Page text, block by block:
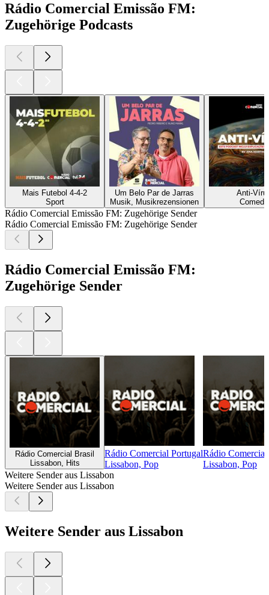
Rádio Comercial Emissão FM:
Zugehörige Podcasts
Mais Futebol 4-4-2
Sport
Um Belo Par de Jarras
Musik, Musikrezensionen
Anti-
Comedy
Rádio Comercial Emissão FM: Zugehörige Sender
Rádio Comercial Emissão FM: Zugehörige Sender
Rádio Comercial Emissão FM:
Zugehörige Sender
Rádio Comercial Brasil
Lissabon, Hits
Rádio Comercial Portugal
Lissabon, Pop
Rádio
Lissabon, Pop
Weitere Sender aus Lissabon
Weitere Sender aus Lissabon
Weitere Sender aus Lissabon